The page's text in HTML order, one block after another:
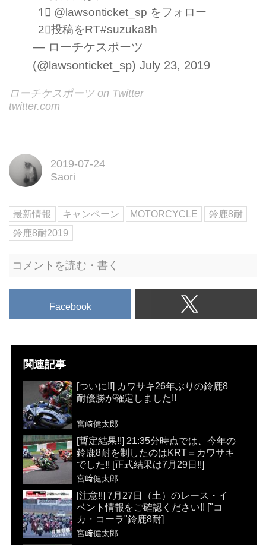
1⃣ @lawsonticket_sp をフォロー
2⃣投稿をRT#suzuka8h
— ローチケスポーツ
(@lawsonticket_sp) July 23, 2019
ローチケスポーツ on Twitter
twitter.com
2019-07-24
Saori
最新情報 キャンペーン MOTORCYCLE
鈴鹿8耐
鈴鹿8耐2019
コメントを読む・書く
Facebook
関連記事
[ついに!!] カワサキ26年ぶりの鈴鹿8
耐優勝が確定しました!!
宮﨑健太郎
[暫定結果!!] 21:35分時点では、今年の
鈴鹿8耐を制したのはKRT＝カワサキ
でした!! [正式結果は7月29日!!]
宮﨑健太郎
[注意!!] 7月27日（土）のレース・イ
ベント情報をご確認ください!! ["コ
カ・コーラ"鈴鹿8耐]
宮﨑健太郎